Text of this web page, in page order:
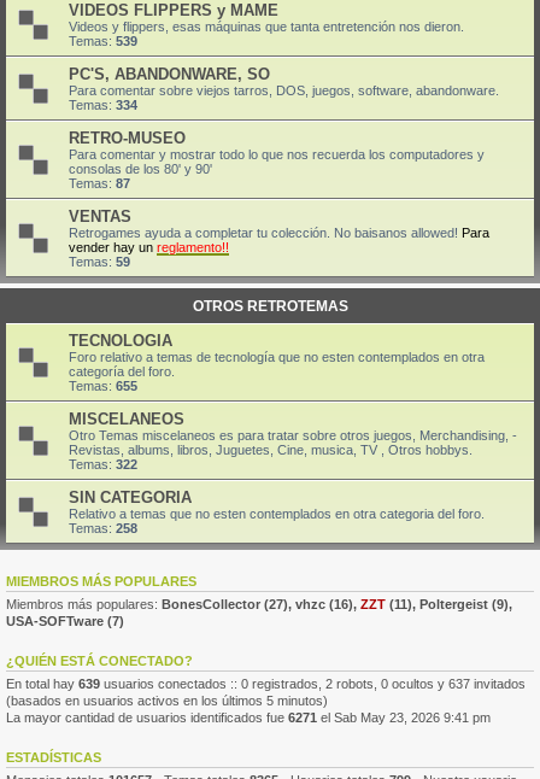
VIDEOS FLIPPERS y MAME
Videos y flippers, esas máquinas que tanta entretención nos dieron.
Temas: 539
PC'S, ABANDONWARE, SO
Para comentar sobre viejos tarros, DOS, juegos, software, abandonware.
Temas: 334
RETRO-MUSEO
Para comentar y mostrar todo lo que nos recuerda los computadores y
consolas de los 80' y 90'
Temas: 87
VENTAS
Retrogames ayuda a completar tu colección. No baisanos allowed! Para
vender hay un reglamento!!
Temas: 59
OTROS RETROTEMAS
TECNOLOGIA
Foro relativo a temas de tecnología que no esten contemplados en otra
categoría del foro.
Temas: 655
MISCELANEOS
Otro Temas miscelaneos es para tratar sobre otros juegos, Merchandising, -
Revistas, albums, libros, Juguetes, Cine, musica, TV , Otros hobbys.
Temas: 322
SIN CATEGORIA
Relativo a temas que no esten contemplados en otra categoria del foro.
Temas: 258
MIEMBROS MÁS POPULARES
Miembros más populares: BonesCollector (27), vhzc (16), ZZT (11), Poltergeist (9),
USA-SOFTware (7)
¿QUIÉN ESTÁ CONECTADO?
En total hay 639 usuarios conectados :: 0 registrados, 2 robots, 0 ocultos y 637 invitados
(basados en usuarios activos en los últimos 5 minutos)
La mayor cantidad de usuarios identificados fue 6271 el Sab May 23, 2026 9:41 pm
ESTADÍSTICAS